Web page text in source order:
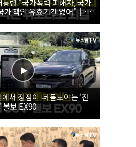
책임 유효기간 없어"｜
피해자 위로 오찬
서 장점이 더 돋보이는 '전
볼보 EX90